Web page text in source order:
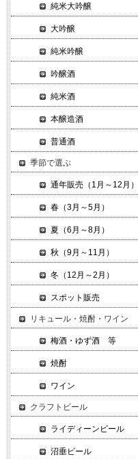
純米大吟醸
大吟醸
純米吟醸
吟醸酒
純米酒
本醸造酒
普通酒
季節で選ぶ
通年販売（1月～12月）
春（3月～5月）
夏（6月～8月）
秋（9月～11月）
冬（12月～2月）
スポット販売
リキュール・焼酎・ワイン
梅酒・ゆず酒 等
焼酎
ワイン
クラフトビール
ライディーンビール
沼垂ビール